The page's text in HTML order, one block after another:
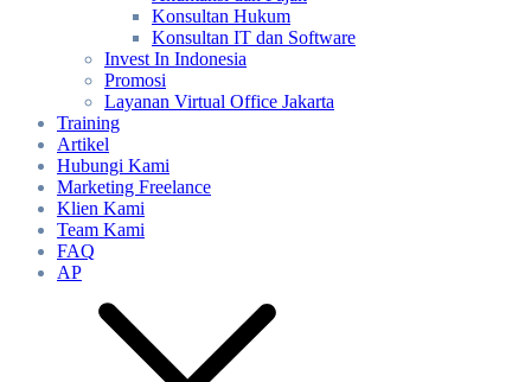
Konsultan Hukum
Konsultan IT dan Software
Invest In Indonesia
Promosi
Layanan Virtual Office Jakarta
Training
Artikel
Hubungi Kami
Marketing Freelance
Klien Kami
Team Kami
FAQ
AP